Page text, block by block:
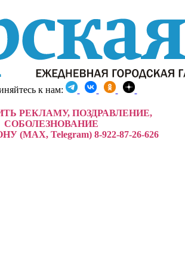
к нам:
РЕКЛАМУ, ПОЗДРАВЛЕНИЕ,
СОБОЛЕЗНОВАНИЕ
(MAX, Telegram) 8-922-87-26-626